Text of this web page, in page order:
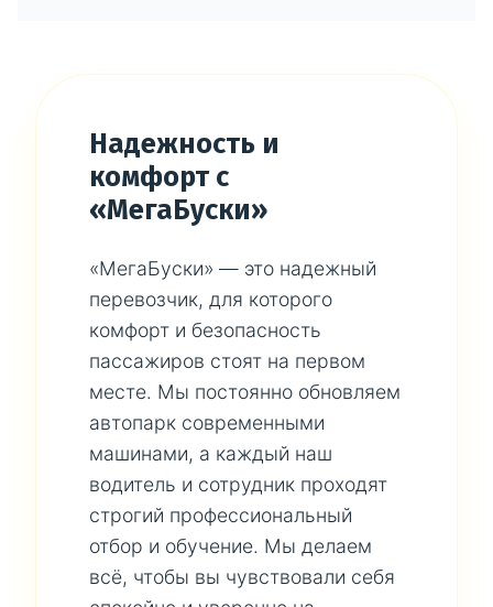
Надежность и
комфорт с
«МегаБуски»
«МегаБуски» — это надежный
перевозчик, для которого
комфорт и безопасность
пассажиров стоят на первом
месте. Мы постоянно обновляем
автопарк современными
машинами, а каждый наш
водитель и сотрудник проходят
строгий профессиональный
отбор и обучение. Мы делаем
всё, чтобы вы чувствовали себя